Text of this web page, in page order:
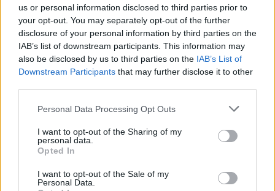
us or personal information disclosed to third parties prior to
your opt-out. You may separately opt-out of the further
disclosure of your personal information by third parties on the
IAB’s list of downstream participants. This information may
also be disclosed by us to third parties on the IAB’s List of
Downstream Participants that may further disclose it to other
Personal Data Processing Opt Outs
I want to opt-out of the Sharing of my
personal data.
Opted In
I want to opt-out of the Sale of my
Personal Data.
ΕΛΛΑΔΑ 27.04.2024 13:02
PARAPOLITIKA NEWSROOM
Υπόθεση "σοκ" στην Πάτρα: 12 συλλήψεις
για διακίνηση ναρκωτικών σε σχολεία -
Ανάμεσά τους 4 μαθητές
Εγγραφή στο newsletter
Αποδέχομαι τους
και την πολιτική απορρήτου